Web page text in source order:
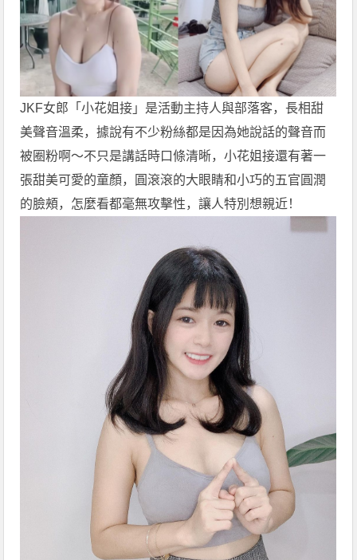
JKF女郎「小花姐接」是活動主持人與部落客，長相甜
美聲音溫柔，據說有不少粉絲都是因為她說話的聲音而
被圈粉啊～不只是講話時口條清晰，小花姐接還有著一
張甜美可愛的童顏，圓滾滾的大眼睛和小巧的五官圓潤
的臉頰，怎麼看都毫無攻擊性，讓人特別想親近！